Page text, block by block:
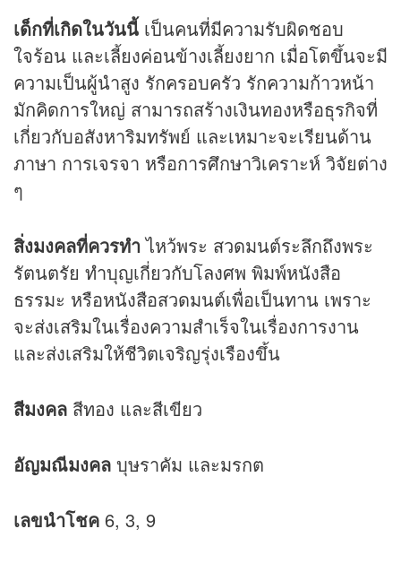
เด็กที่เกิดในวันนี้ เป็นคนที่มีความรับผิดชอบ
ใจร้อน และเลี้ยงค่อนข้างเลี้ยงยาก เมื่อโตขึ้นจะมี
ความเป็นผู้นำสูง รักครอบครัว รักความก้าวหน้า
มักคิดการใหญ่ สามารถสร้างเงินทองหรือธุรกิจที่
เกี่ยวกับอสังหาริมทรัพย์ และเหมาะจะเรียนด้าน
ภาษา การเจรจา หรือการศึกษาวิเคราะห์ วิจัยต่าง
ๆ
สิ่งมงคลที่ควรทำไหว้พระ สวดมนต์ระลึกถึงพระ
รัตนตรัย ทำบุญเกี่ยวกับโลงศพ พิมพ์หนังสือ
ธรรมะ หรือหนังสือสวดมนต์เพื่อเป็นทาน เพราะ
จะส่งเสริมในเรื่องความสำเร็จในเรื่องการงาน
และส่งเสริมให้ชีวิตเจริญรุ่งเรืองขึ้น
สีมงคล สีทอง และสีเขียว
อัญมณีมงคล บุษราคัม และมรกต
เลขนำโชค 6, 3, 9